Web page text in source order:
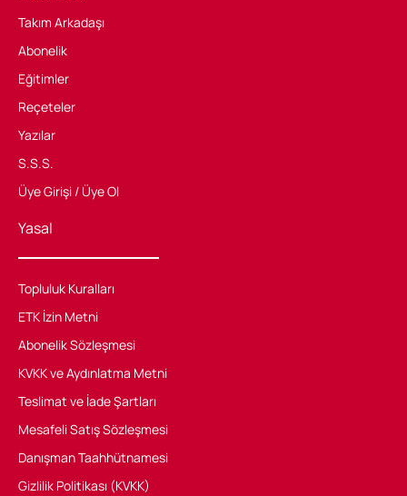
Takım Arkadaşı
Abonelik
Eğitimler
Reçeteler
Yazılar
S.S.S.
Üye Girişi / Üye Ol
Yasal
Topluluk Kuralları
ETK İzin Metni
Abonelik Sözleşmesi
KVKK ve Aydınlatma Metni
Teslimat ve İade Şartları
Mesafeli Satış Sözleşmesi
Danışman Taahhütnamesi
Gizlilik Politikası (KVKK)